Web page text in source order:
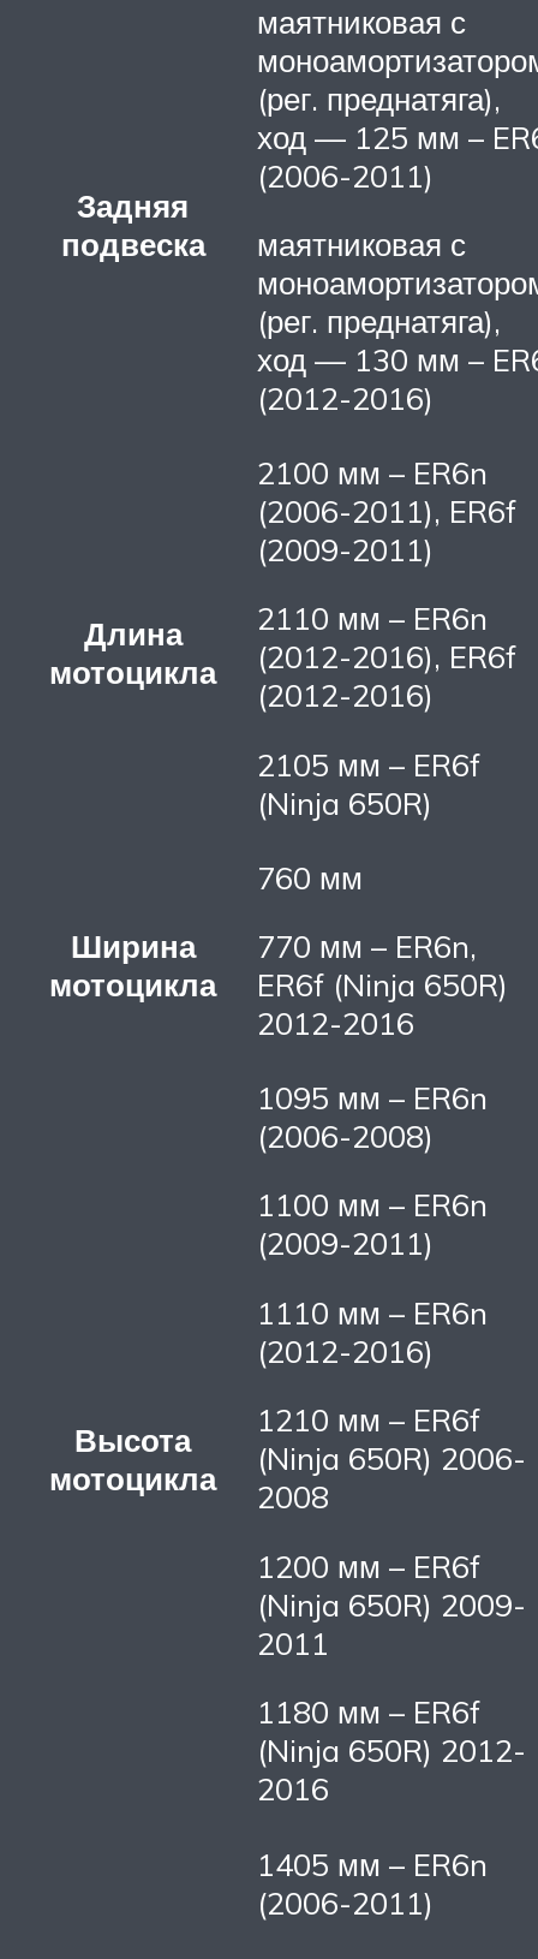
Задняя
подвеска
маятниковая с
(рег. преднатяга),
ход — 125 мм –
(2006-2011)
маятниковая с
(рег. преднатяга),
ход — 130 мм –
(2012-2016)
Длина
мотоцикла
2100 мм – ER6n
(2006-2011), ER6f
(2009-2011)
2110 мм – ER6n
(2012-2016), ER6f
(2012-2016)
2105 мм – ER6f
(Ninja 650R)
Ширина
мотоцикла
760 мм
770 мм – ER6n,
ER6f (Ninja 650R)
2012-2016
Высота
мотоцикла
1095 мм – ER6n
(2006-2008)
1100 мм – ER6n
(2009-2011)
1110 мм – ER6n
(2012-2016)
1210 мм – ER6f
(Ninja 650R) 2006-
2008
1200 мм – ER6f
(Ninja 650R) 2009-
2011
1180 мм – ER6f
(Ninja 650R) 2012-
2016
1405 мм – ER6n
(2006-2011)